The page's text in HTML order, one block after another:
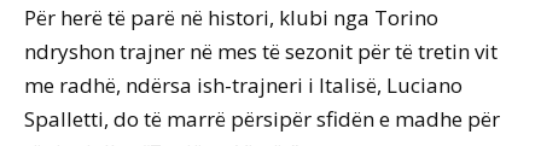
Për herë të parë në histori, klubi nga Torino
ndryshon trajner në mes të sezonit për të tretin vit
me radhë, ndërsa ish-trajneri i Italisë, Luciano
Spalletti, do të marrë përsipër sfidën e madhe për